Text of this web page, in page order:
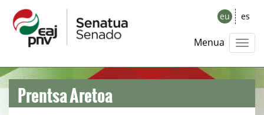
eu es
Menua
Prentsa Aretoa